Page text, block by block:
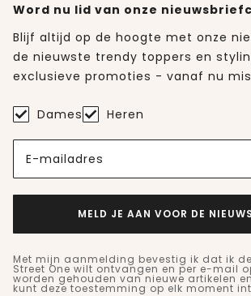
Word nu lid van onze
Blijf altijd op de hoogte met onze
de nieuwste trendy toppers en
exclusieve promoties - vanaf nu
Dames Heren
E-mailadres
MELD JE AAN VOOR DE
Met mijn aanmelding bevestig ik dat ik
Street One wilt ontvangen en per e-mail
worden gehouden van nieuwe artikelen
kunt deze toestemming op elk moment